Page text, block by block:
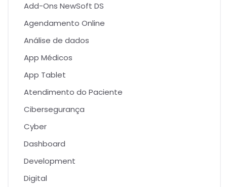
Add-Ons NewSoft DS
Agendamento Online
Análise de dados
App Médicos
App Tablet
Atendimento do Paciente
Cibersegurança
Cyber
Dashboard
Development
Digital